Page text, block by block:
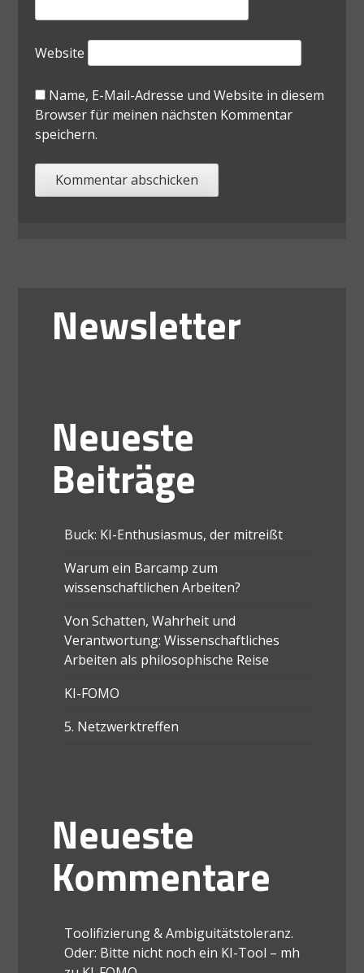
Website
Name, E-Mail-Adresse und Website in diesem
Browser für meinen nächsten Kommentar
speichern.
Newsletter
Neueste
Beiträge
Buck: KI-Enthusiasmus, der mitreißt
Warum ein Barcamp zum
wissenschaftlichen Arbeiten?
Von Schatten, Wahrheit und
Verantwortung: Wissenschaftliches
Arbeiten als philosophische Reise
KI-FOMO
5. Netzwerktreffen
Neueste
Kommentare
Toolifizierung & Ambiguitätstoleranz.
Oder: Bitte nicht noch ein KI-Tool – mh